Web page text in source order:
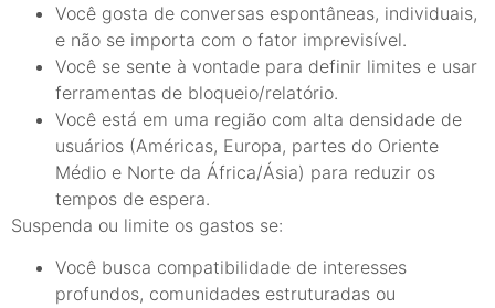
Você gosta de conversas espontâneas, individuais,
e não se importa com o fator imprevisível.
Você se sente à vontade para definir limites e usar
ferramentas de bloqueio/relatório.
Você está em uma região com alta densidade de
usuários (Américas, Europa, partes do Oriente
Médio e Norte da África/Ásia) para reduzir os
tempos de espera.
Suspenda ou limite os gastos se:
Você busca compatibilidade de interesses
profundos, comunidades estruturadas ou